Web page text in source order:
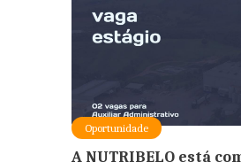
Oportunidade
A NUTRIBELO está